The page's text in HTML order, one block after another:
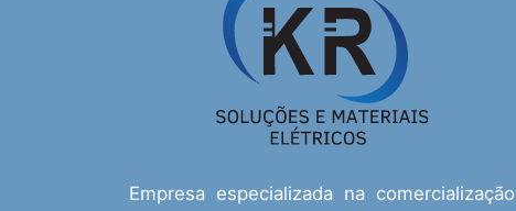
Empresa especializada na comercialização